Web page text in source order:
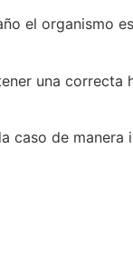
el organismo
una
caso de